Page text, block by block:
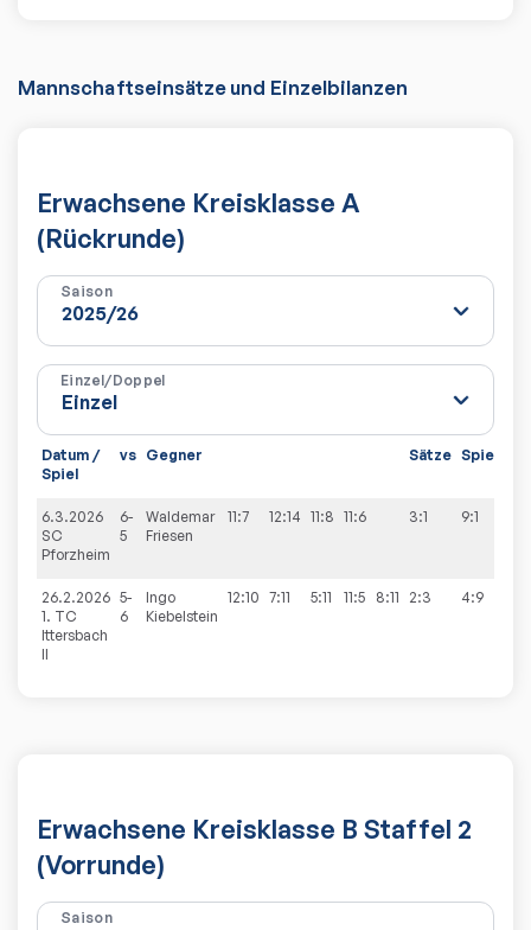
Mannschaftseinsätze und Einzelbilanzen
Erwachsene Kreisklasse A
(Rückrunde)
Saison
Einzel/Doppel
Datum /
Spiel
vs Gegner Sätze Spiele
6.3.2026
SC
Pforzheim
6-
5
Waldemar
Friesen
11:7 12:14 11:8 11:6 3:1 9:1
26.2.2026
1. TC
Ittersbach
II
5-
6
Ingo
Kiebelstein
12:10 7:11 5:11 11:5 8:11 2:3 4:9
Erwachsene Kreisklasse B Staffel 2
(Vorrunde)
Saison